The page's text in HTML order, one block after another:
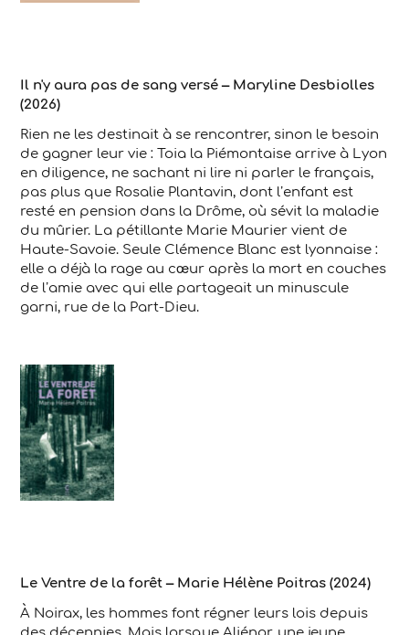
Il n'y aura pas de sang versé – Maryline Desbiolles
(2026)
Rien ne les destinait à se rencontrer, sinon le besoin
de gagner leur vie : Toia la Piémontaise arrive à Lyon
en diligence, ne sachant ni lire ni parler le français,
pas plus que Rosalie Plantavin, dont l’enfant est
resté en pension dans la Drôme, où sévit la maladie
du mûrier. La pétillante Marie Maurier vient de
Haute-Savoie. Seule Clémence Blanc est lyonnaise :
elle a déjà la rage au cœur après la mort en couches
de l’amie avec qui elle partageait un minuscule
garni, rue de la Part-Dieu.
Le Ventre de la forêt – Marie Hélène Poitras (2024)
À Noirax, les hommes font régner leurs lois depuis